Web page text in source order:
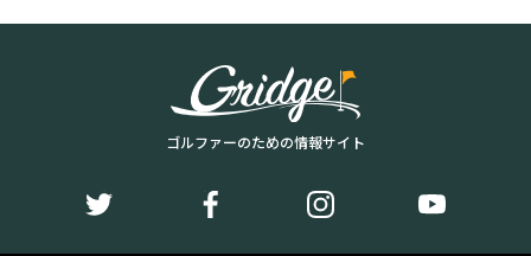
ゴルファーのための情報サイト